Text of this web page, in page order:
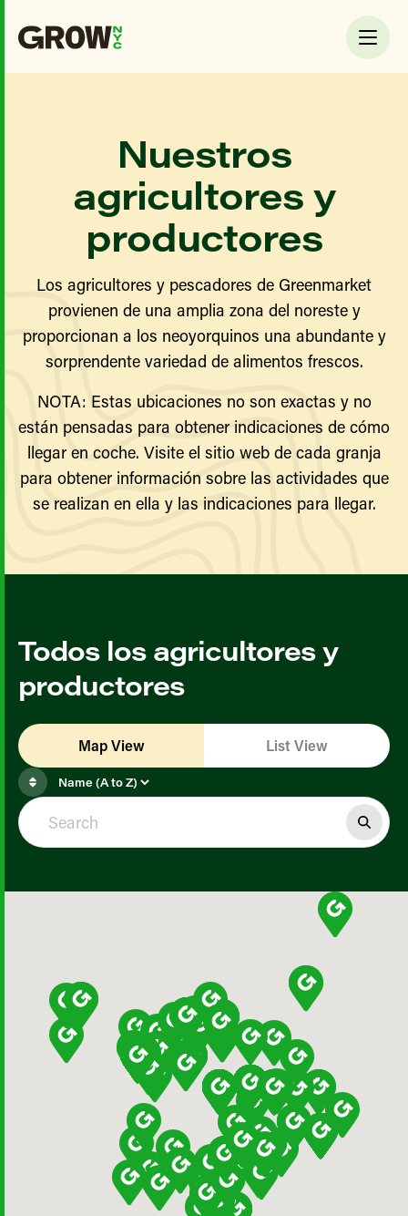
Nuestros
agricultores y
productores
Los agricultores y pescadores de Greenmarket
provienen de una amplia zona del noreste y
proporcionan a los neoyorquinos una abundante y
sorprendente variedad de alimentos frescos.
NOTA: Estas ubicaciones no son exactas y no
están pensadas para obtener indicaciones de cómo
llegar en coche. Visite el sitio web de cada granja
para obtener información sobre las actividades que
se realizan en ella y las indicaciones para llegar.
Todos los agricultores y
productores
Map View List View